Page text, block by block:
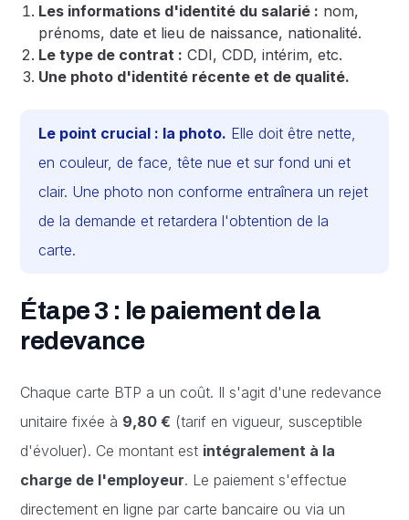
Les informations d'identité du salarié : nom,
prénoms, date et lieu de naissance, nationalité.
Le type de contrat : CDI, CDD, intérim, etc.
Une photo d'identité récente et de qualité.
Le point crucial : la photo. Elle doit être nette,
en couleur, de face, tête nue et sur fond uni et
clair. Une photo non conforme entraînera un rejet
de la demande et retardera l'obtention de la
carte.
Étape 3 : le paiement de la
redevance
Chaque carte BTP a un coût. Il s'agit d'une redevance
unitaire fixée à 9,80 € (tarif en vigueur, susceptible
d'évoluer). Ce montant est intégralement à la
charge de l'employeur. Le paiement s'effectue
directement en ligne par carte bancaire ou via un